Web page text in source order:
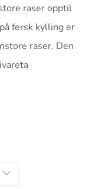
raser opptil
fersk kylling er
raser. Den